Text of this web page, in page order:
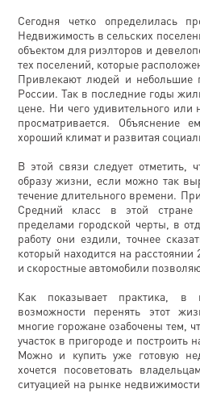
Сегодня четко определилась
Недвижимость в сельских
объектом для риэлторов и
тех поселений, которые
Привлекают людей и небольшие
России. Так в последние годы
цене. Ни чего удивительного или
просматривается. Объяснение
хороший климат и развитая
В этой связи следует отметить,
образу жизни, если можно так
течение длительного времени.
Средний класс в этой стране
пределами городской черты, в
работу они ездили, точнее
который находится на
и скоростные автомобили
Как показывает практика, в
возможности перенять этот
многие горожане озабочены тем,
участок в пригороде и построить
Можно и купить уже готовую
хочется посоветовать
ситуацией на рынке